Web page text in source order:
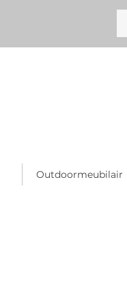
Outdoormeubilair